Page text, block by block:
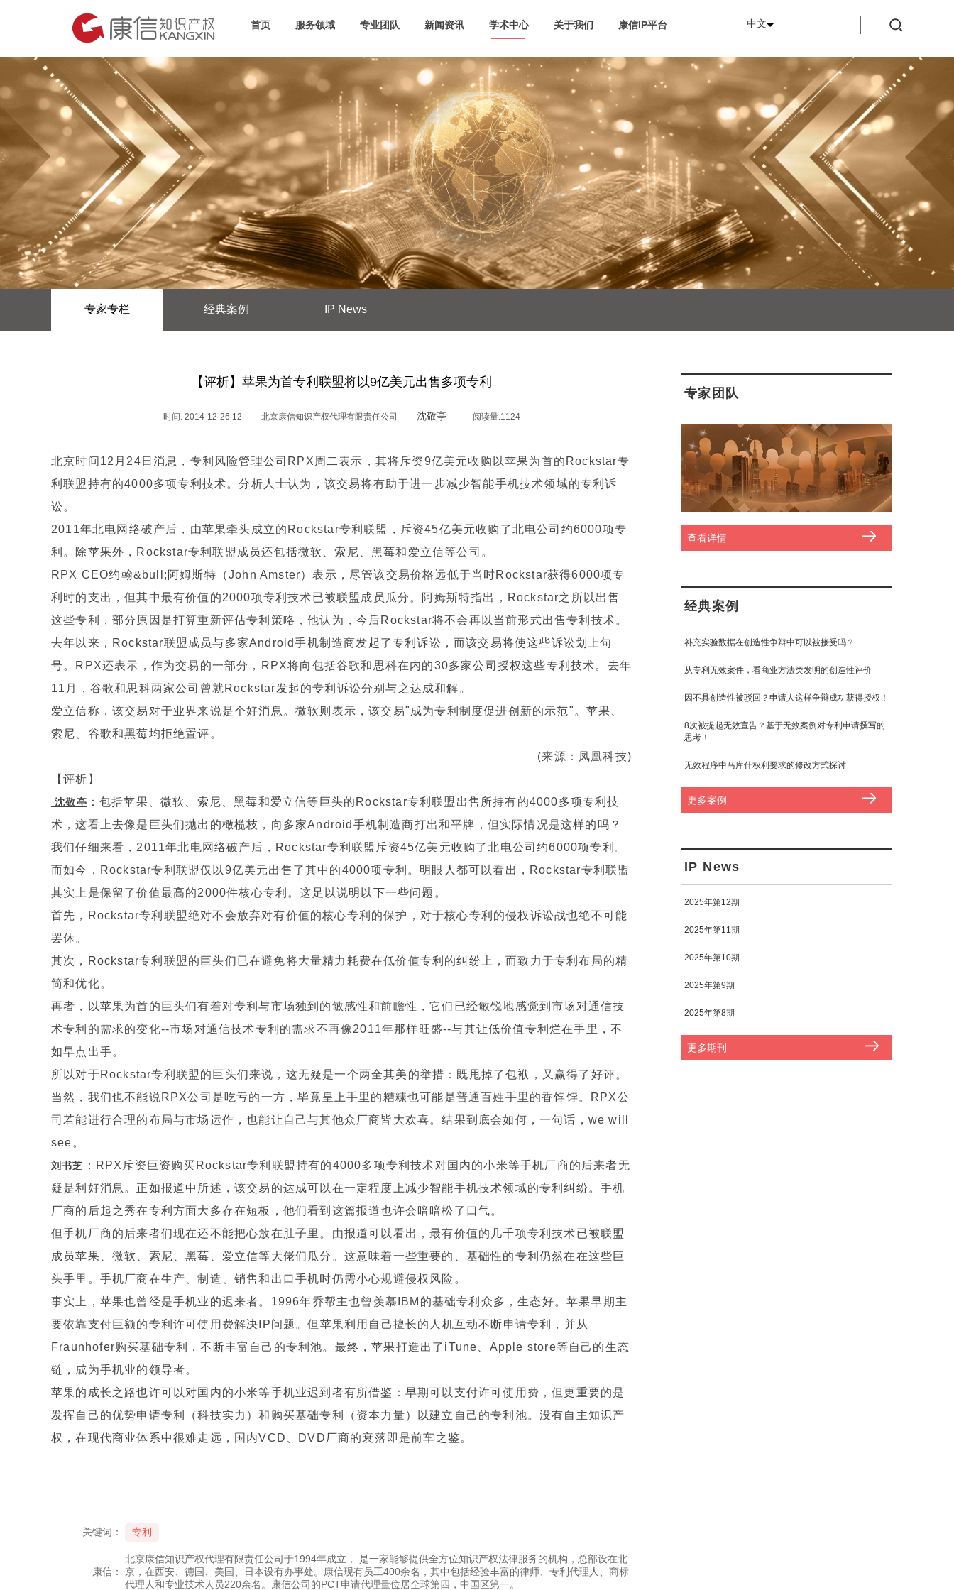
首页 服务领域 专业团队 新闻资讯 学术中心 关于我们 康信IP平台 中文
专家专栏 经典案例 IP News
【评析】苹果为首专利联盟将以9亿美元出售多项专利
时间: 2014-12-26 12 北京康信知识产权代理有限责任公司 沈敬亭 阅读量:1124
北京时间12月24日消息，专利风险管理公司RPX周二表示，其将斥资9亿美元收购以苹果为首的Rockstar专
利联盟持有的4000多项专利技术。分析人士认为，该交易将有助于进一步减少智能手机技术领域的专利诉
讼。
2011年北电网络破产后，由苹果牵头成立的Rockstar专利联盟，斥资45亿美元收购了北电公司约6000项专
利。除苹果外，Rockstar专利联盟成员还包括微软、索尼、黑莓和爱立信等公司。
RPX CEO约翰&bull;阿姆斯特（John Amster）表示，尽管该交易价格远低于当时Rockstar获得6000项专
利时的支出，但其中最有价值的2000项专利技术已被联盟成员瓜分。阿姆斯特指出，Rockstar之所以出售
这些专利，部分原因是打算重新评估专利策略，他认为，今后Rockstar将不会再以当前形式出售专利技术。
去年以来，Rockstar联盟成员与多家Android手机制造商发起了专利诉讼，而该交易将使这些诉讼划上句
号。RPX还表示，作为交易的一部分，RPX将向包括谷歌和思科在内的30多家公司授权这些专利技术。去年
11月，谷歌和思科两家公司曾就Rockstar发起的专利诉讼分别与之达成和解。
爱立信称，该交易对于业界来说是个好消息。微软则表示，该交易"成为专利制度促进创新的示范"。苹果、
索尼、谷歌和黑莓均拒绝置评。
(来源：凤凰科技)
【评析】
沈敬亭 ：包括苹果、微软、索尼、黑莓和爱立信等巨头的Rockstar专利联盟出售所持有的4000多项专利技
术，这看上去像是巨头们抛出的橄榄枝，向多家Android手机制造商打出和平牌，但实际情况是这样的吗？
我们仔细来看，2011年北电网络破产后，Rockstar专利联盟斥资45亿美元收购了北电公司约6000项专利。
而如今，Rockstar专利联盟仅以9亿美元出售了其中的4000项专利。明眼人都可以看出，Rockstar专利联盟
其实上是保留了价值最高的2000件核心专利。这足以说明以下一些问题。
首先，Rockstar专利联盟绝对不会放弃对有价值的核心专利的保护，对于核心专利的侵权诉讼战也绝不可能
罢休。
其次，Rockstar专利联盟的巨头们已在避免将大量精力耗费在低价值专利的纠纷上，而致力于专利布局的精
简和优化。
再者，以苹果为首的巨头们有着对专利与市场独到的敏感性和前瞻性，它们已经敏锐地感觉到市场对通信技
术专利的需求的变化--市场对通信技术专利的需求不再像2011年那样旺盛--与其让低价值专利烂在手里，不
如早点出手。
所以对于Rockstar专利联盟的巨头们来说，这无疑是一个两全其美的举措：既甩掉了包袱，又赢得了好评。
当然，我们也不能说RPX公司是吃亏的一方，毕竟皇上手里的糟糠也可能是普通百姓手里的香饽饽。RPX公
司若能进行合理的布局与市场运作，也能让自己与其他众厂商皆大欢喜。结果到底会如何，一句话，we will
see。
刘书芝 ：RPX斥资巨资购买Rockstar专利联盟持有的4000多项专利技术对国内的小米等手机厂商的后来者无
疑是利好消息。正如报道中所述，该交易的达成可以在一定程度上减少智能手机技术领域的专利纠纷。手机
厂商的后起之秀在专利方面大多存在短板，他们看到这篇报道也许会暗暗松了口气。
但手机厂商的后来者们现在还不能把心放在肚子里。由报道可以看出，最有价值的几千项专利技术已被联盟
成员苹果、微软、索尼、黑莓、爱立信等大佬们瓜分。这意味着一些重要的、基础性的专利仍然在在这些巨
头手里。手机厂商在生产、制造、销售和出口手机时仍需小心规避侵权风险。
事实上，苹果也曾经是手机业的迟来者。1996年乔帮主也曾羡慕IBM的基础专利众多，生态好。苹果早期主
要依靠支付巨额的专利许可使用费解决IP问题。但苹果利用自己擅长的人机互动不断申请专利，并从
Fraunhofer购买基础专利，不断丰富自己的专利池。最终，苹果打造出了iTune、Apple store等自己的生态
链，成为手机业的领导者。
苹果的成长之路也许可以对国内的小米等手机业迟到者有所借鉴：早期可以支付许可使用费，但更重要的是
发挥自己的优势申请专利（科技实力）和购买基础专利（资本力量）以建立自己的专利池。没有自主知识产
权，在现代商业体系中很难走远，国内VCD、DVD厂商的衰落即是前车之鉴。
关键词： 专利
康信：
北京康信知识产权代理有限责任公司于1994年成立， 是一家能够提供全方位知识产权法律服务的机构，总部设在北
京，在西安、德国、美国、日本设有办事处。康信现有员工400余名，其中包括经验丰富的律师、专利代理人、商标
代理人和专业技术人员220余名。康信公司的PCT申请代理量位居全球第四，中国区第一。
专家团队
查看详情
经典案例
补充实验数据在创造性争辩中可以被接受吗？
从专利无效案件，看商业方法类发明的创造性评价
因不具创造性被驳回？申请人这样争辩成功获得授权！
8次被提起无效宣告？基于无效案例对专利申请撰写的
思考！
无效程序中马库什权利要求的修改方式探讨
更多案例
IP News
2025年第12期
2025年第11期
2025年第10期
2025年第9期
2025年第8期
更多期刊